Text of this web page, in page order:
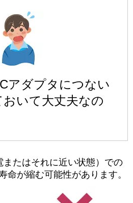
アダプタにつない
いて大丈夫なの
またはそれに近い状態）での
命が縮む可能性があります。